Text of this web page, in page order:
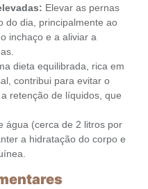
Elevar as pernas
do dia, principalmente ao
inchaço e a aliviar a
dieta equilibrada, rica em
contribui para evitar o
retenção de líquidos, que
água (cerca de 2 litros por
a hidratação do corpo e